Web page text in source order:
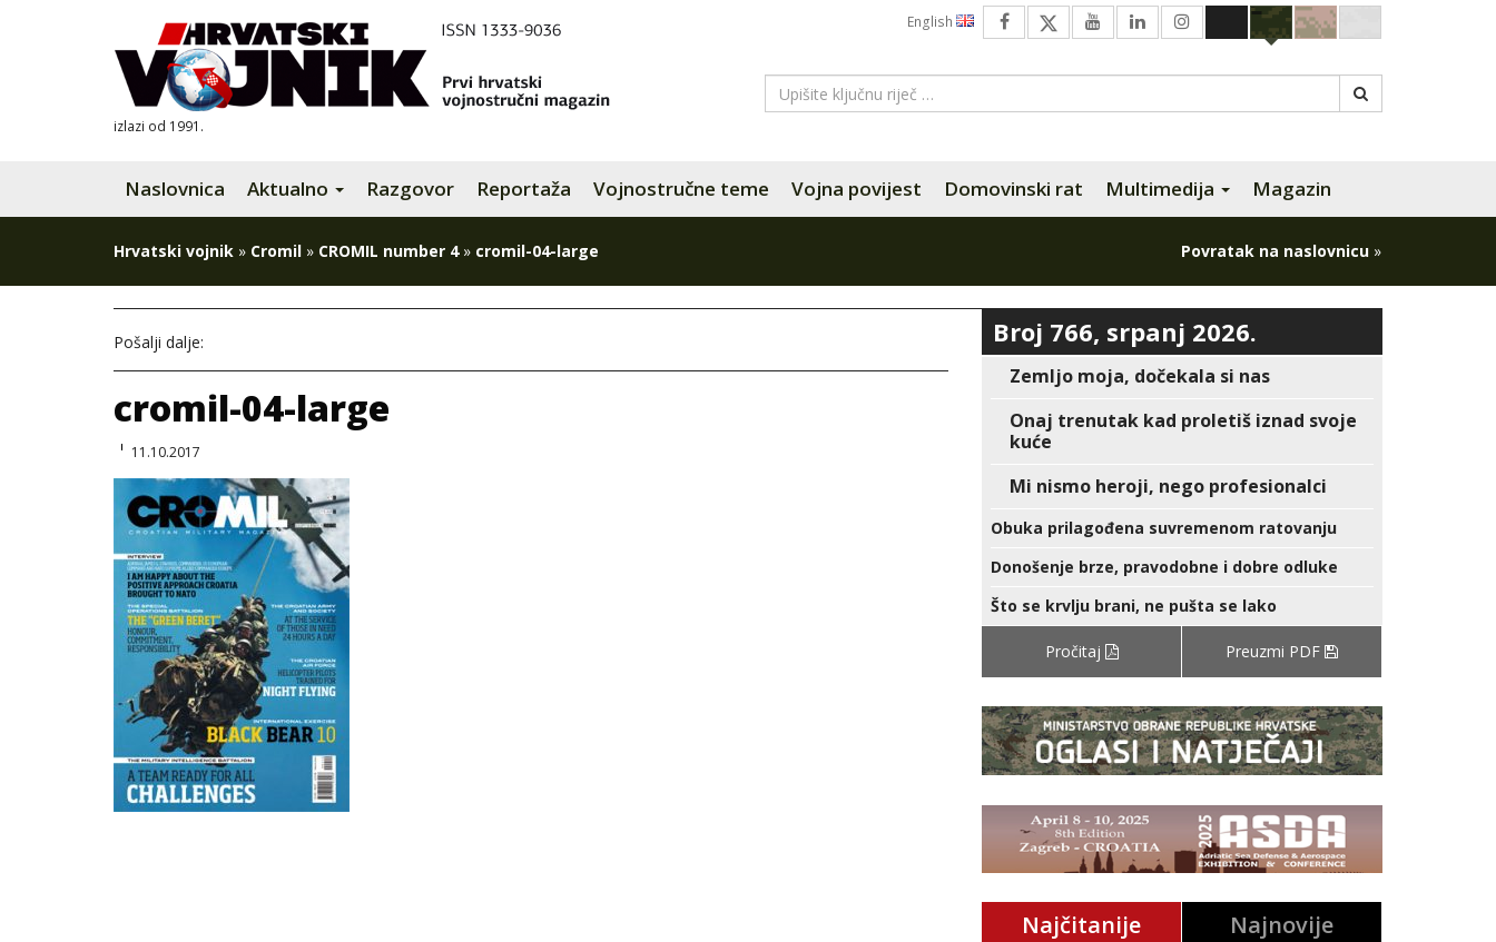
izlazi od 1991.
English
Naslovnica Aktualno Razgovor Reportaža Vojnostručne teme Vojna povijest Domovinski rat Multimedija Magazin
Hrvatski vojnik » Cromil » CROMIL number 4» cromil-04-large Povratak na naslovnicu »
Pošalji dalje:
cromil-04-large
11.10.2017
Broj 766, srpanj 2026.
Zemljo moja, dočekala si nas
Onaj trenutak kad proletiš iznad svoje
kuće
Mi nismo heroji, nego profesionalci
Obuka prilagođena suvremenom ratovanju
Donošenje brze, pravodobne i dobre odluke
Što se krvlju brani, ne pušta se lako
Pročitaj Preuzmi PDF
Najčitanije Najnovije